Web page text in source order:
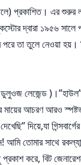
প্রকাশিত। এর
দ্বারা ১৯৫৬
তা তুলে নেওয়া
লেজেন্ড
আচরণ আরও
দিয়ে,যা
তোমার সাথে
করে, বিট